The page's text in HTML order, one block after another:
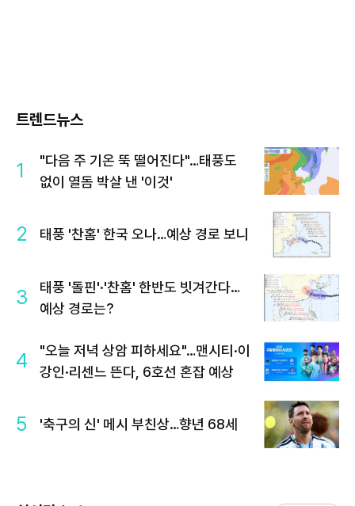
트렌드뉴스
1
"다음 주 기온 뚝 떨어진다"…태풍도
없이 열돔 박살 낸 '이것'
2 태풍 '찬홈' 한국 오나…예상 경로 보니
3
태풍 '돌핀'·'찬홈' 한반도 빗겨간다…
예상 경로는?
4
"오늘 저녁 상암 피하세요"…맨시티·이
강인·리센느 뜬다, 6호선 혼잡 예상
5 '축구의 신' 메시 부친상…향년 68세